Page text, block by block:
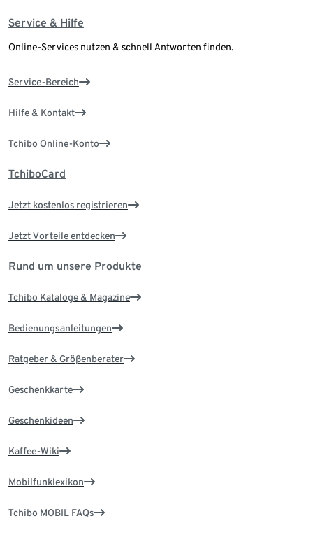
Service & Hilfe
Online-Services nutzen & schnell Antworten finden.
Service-Bereich
Hilfe & Kontakt
Tchibo Online-Konto
TchiboCard
Jetzt kostenlos registrieren
Jetzt Vorteile entdecken
Rund um unsere Produkte
Tchibo Kataloge & Magazine
Bedienungsanleitungen
Ratgeber & Größenberater
Geschenkkarte
Geschenkideen
Kaffee-Wiki
Mobilfunklexikon
Tchibo MOBIL FAQs